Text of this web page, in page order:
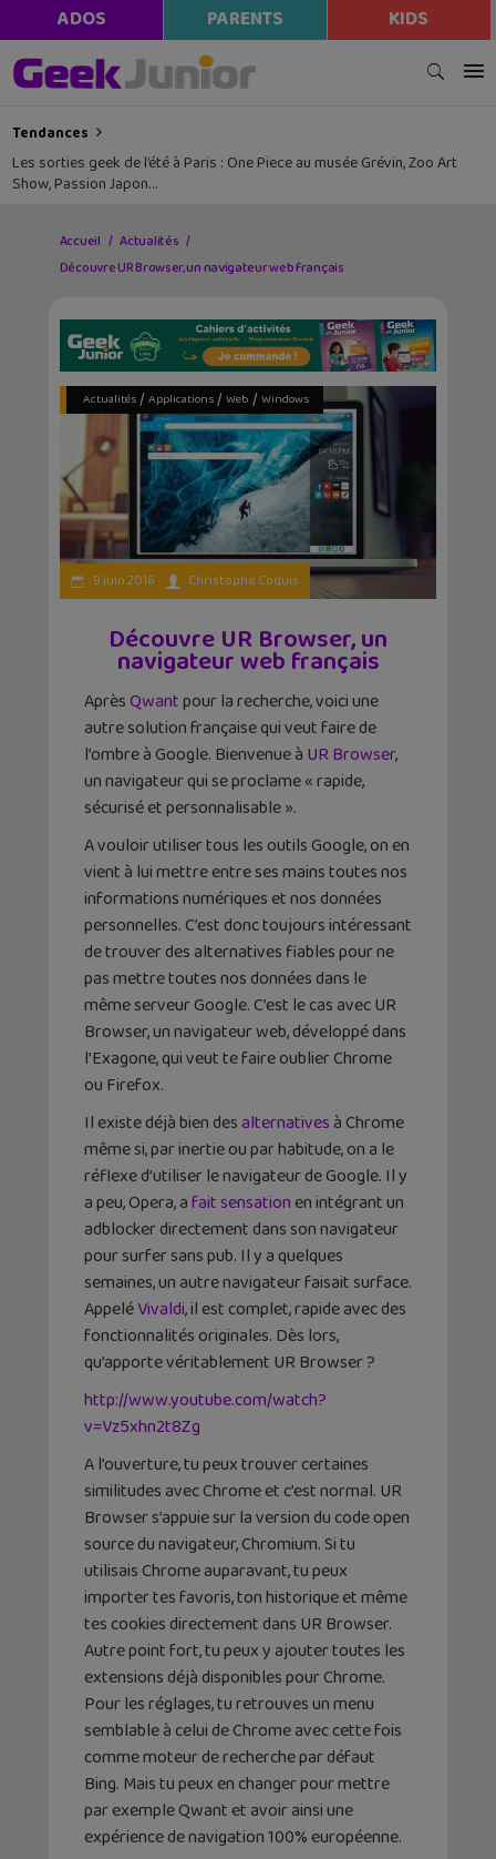
ADOS PARENTS KIDS
Tendances
Les sorties geek de l’été à Paris : One Piece au musée Grévin, Zoo Art
Show, Passion Japon…
Accueil
Actualités
Découvre UR Browser, un navigateur web français
Actualités/ Applications/ Web / Windows
9 juin 2016 Christophe Coquis
Découvre UR Browser, un
navigateur web français
AprèsQwantpour la recherche, voici une
autre solution française qui veut faire de
l’ombre à Google. Bienvenue à UR Browser,
un navigateur qui se proclame « rapide,
sécurisé et personnalisable ».
A vouloir utiliser tous les outils Google, on en
vient à lui mettre entre ses mains toutes nos
informations numériques et nos données
personnelles. C’est donc toujours intéressant
de trouver des alternatives fiables pour ne
pas mettre toutes nos données dans le
même serveur Google. C’est le cas avec UR
Browser, un navigateur web, développé dans
l’Exagone, qui veut te faire oublier Chrome
ou Firefox.
Il existe déjà bien desalternatives à Chrome
même si, par inertie ou par habitude, on a le
réflexe d’utiliser le navigateur de Google. Il y
a peu, Opera, afait sensation en intégrant un
adblocker directement dans son navigateur
pour surfer sans pub. Il y a quelques
semaines, un autre navigateur faisait surface.
AppeléVivaldi, il est complet, rapide avec des
fonctionnalités originales. Dès lors,
qu’apporte véritablement UR Browser ?
http://www.youtube.com/watch?
v=Vz5xhn2t8Zg
A l’ouverture, tu peux trouver certaines
similitudes avec Chrome et c’est normal. UR
Browser s’appuie sur la version du code open
source du navigateur, Chromium. Si tu
utilisais Chrome auparavant, tu peux
importer tes favoris, ton historique et même
tes cookies directement dans UR Browser.
Autre point fort, tu peux y ajouter toutes les
extensions déjà disponibles pour Chrome.
Pour les réglages, tu retrouves un menu
semblable à celui de Chrome avec cette fois
comme moteur de recherche par défaut
Bing. Mais tu peux en changer pour mettre
par exemple Qwant et avoir ainsi une
expérience de navigation 100% européenne.